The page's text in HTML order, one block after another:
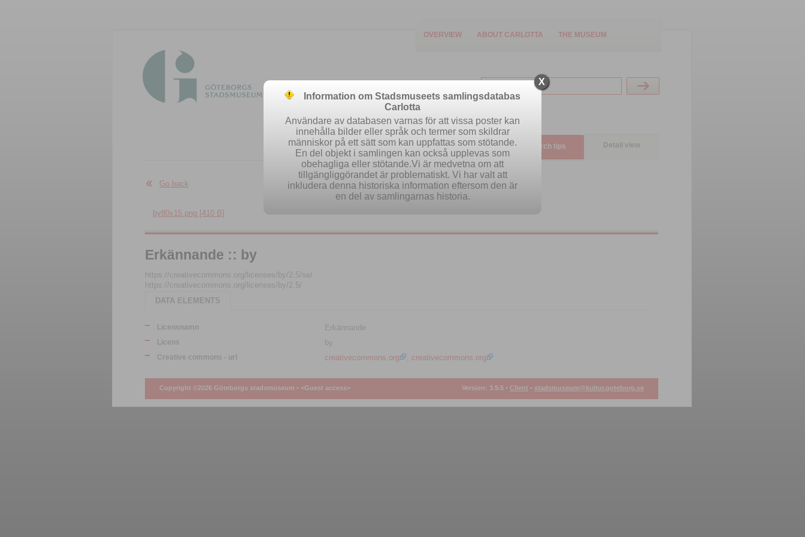
OVERVIEW ABOUT CARLOTTA THE MUSEUM
Easy search Advanced search Search tips Detail view
Go back
by80x15.png [410 B]
Erkännande :: by
https://creativecommons.org/licenses/by/2.5/se/
https://creativecommons.org/licenses/by/2.5/
DATA ELEMENTS
Licensnamn Erkännande
Licens by
Creative commons - url creativecommons.org creativecommons.org
Copyright ©2026 Göteborgs stadsmuseum • <Guest access> Version: 3.9.5 • Client • stadsmuseum@kultur.goteborg.se
X
Information om Stadsmuseets samlingsdatabas
Carlotta
Användare av databasen varnas för att vissa poster kan
innehålla bilder eller språk och termer som skildrar
människor på ett sätt som kan uppfattas som stötande.
En del objekt i samlingen kan också upplevas som
obehagliga eller stötande.Vi är medvetna om att
tillgängliggörandet är problematiskt. Vi har valt att
inkludera denna historiska information eftersom den är
en del av samlingarnas historia.